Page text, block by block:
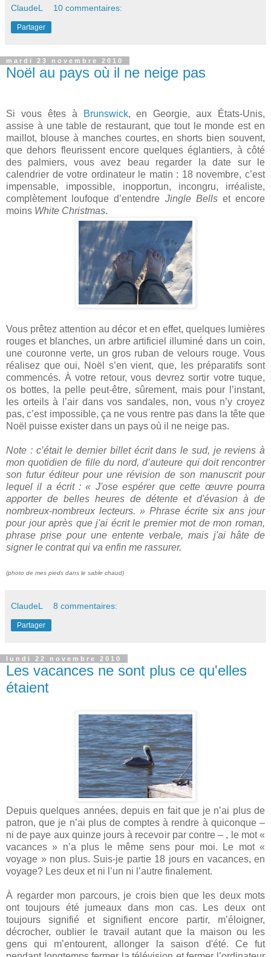
ClaudeL 10 commentaires:
Partager
mardi 23 novembre 2010
Noël au pays où il ne neige pas
Si vous êtes à Brunswick, en Georgie, aux États-Unis,
assise à une table de restaurant, que tout le monde est en
maillot, blouse à manches courtes, en shorts bien souvent,
que dehors fleurissent encore quelques églantiers, à côté
des palmiers, vous avez beau regarder la date sur le
calendrier de votre ordinateur le matin : 18 novembre, c’est
impensable, impossible, inopportun, incongru, irréaliste,
complètement loufoque d’entendre Jingle Bellset encore
moins White Christmas.
Vous prêtez attention au décor et en effet, quelques lumières
rouges et blanches, un arbre artificiel illuminé dans un coin,
une couronne verte, un gros ruban de velours rouge. Vous
réalisez que oui, Noël s’en vient, que, les préparatifs sont
commencés. À votre retour, vous devrez sortir votre tuque,
os bottes, la pelle peut-être, sûrement, mais pour l’instant,
les orteils à l’air dans vos sandales, non, vous n’y croyez
pas, c’est impossible, ça ne vous rentre pas dans la tête que
Noël puisse exister dans un pays où il ne neige pas.
Note : c’était le dernier billet écrit dans le sud, je reviens à
mon quotidien de fille du nord, d’auteure qui doit rencontrer
son futur éditeur pour une révision de son manuscrit pour
lequel il a écrit : « J'ose espérer que cette œuvre pourra
apporter de belles heures de détente et d'évasion à de
nombreux-nombreux lecteurs. » Phrase écrite six ans jour
pour jour après que j'ai écrit le premier mot de mon roman,
phrase prise pour une entente verbale, mais j'ai hâte de
signer le contrat qui va enfin me rassurer.
(photo de mes pieds dans le sable chaud)
ClaudeL 8 commentaires:
Partager
lundi 22 novembre 2010
Les vacances ne sont plus ce qu'elles
étaient
Depuis quelques années, depuis en fait que je n’ai plus de
patron, que je n’ai plus de comptes à rendre à quiconque –
ni de paye aux quinze jours à recevoir par contre – , le mot «
vacances » n’a plus le même sens pour moi. Le mot «
voyage » non plus. Suis-je partie 18 jours en vacances, en
voyage? Les deux et ni l’un ni l’autre finalement.
À regarder mon parcours, je crois bien que les deux mots
ont toujours été jumeaux dans mon cas. Les deux ont
toujours signifié et signifient encore partir, m’éloigner,
décrocher, oublier le travail autant que la maison ou les
gens qui m’entourent, allonger la saison d'été. Ce fut